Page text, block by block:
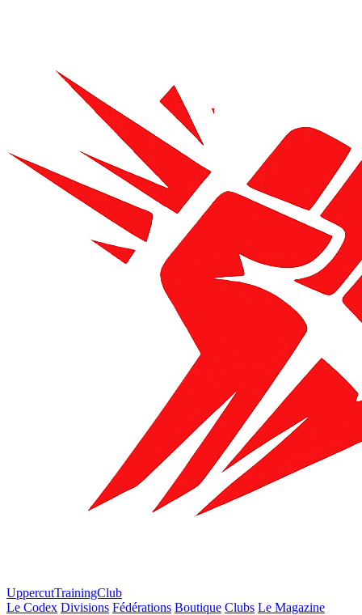
UppercutTrainingClub
Le Codex Divisions Fédérations Boutique Clubs Le Magazine